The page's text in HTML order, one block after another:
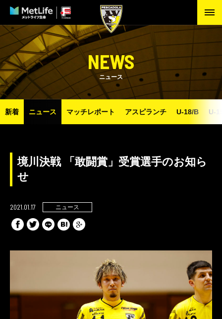
NEWS
ニュース
新着 ニュース マッチレポート アスピランチ U-18/B U-
境川決戦 「敢闘賞」受賞選手のお知ら
せ
2021.01.17 ニュース